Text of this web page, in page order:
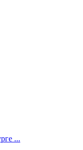
...